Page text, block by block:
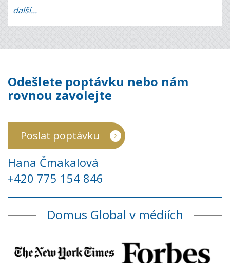
další...
Odešlete poptávku nebo nám
rovnou zavolejte
Poslat poptávku
Hana Čmakalová
+420 775 154 846
Domus Global v médiích